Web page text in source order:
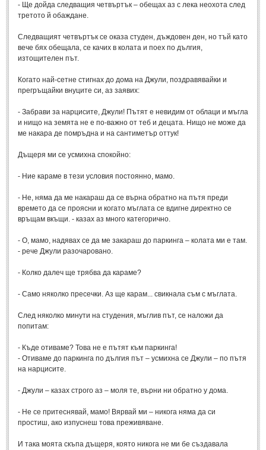
ТЕКСТОВЕ
ТЕКСТОВЕ
Разкази
Автори на Разкази
Басни (2)
ПРИКАЗКИ
Автори на приказки
Приказки на народите
МИТОВЕ И ЛЕГЕНДИ
Италия
Япония (1)
ПОЖЕЛАНИЯ
ПОЖЕЛАНИЯ
Рожден ден
- Ще дойда следващия четвъртък – обещах аз с лека неохота след
третото й обаждане.
Следващият четвъртък се оказа студен, дъждовен ден, но тъй като
вече бях обещала, се качих в колата и поех по дългия,
изтощителен път.
Когато най-сетне стигнах до дома на Джули, поздравявайки и
прегръщайки внуците си, аз заявих:
- Забрави за нарцисите, Джули! Пътят е невидим от облаци и мъгла
и нищо на земята не е по-важно от теб и децата. Нищо не може да
ме накара де помръдна и на сантиметър оттук!
Дъщеря ми се усмихна спокойно:
- Ние караме в тези условия постоянно, мамо.
- Не, няма да ме накараш да се върна обратно на пътя преди
времето да се проясни и когато мъглата се вдигне директно се
връщам вкъщи. - казах аз много категорично.
- О, мамо, надявах се да ме закараш до паркинга – колата ми е там.
- рече Джули разочаровано.
- Колко далеч ще трябва да караме?
- Само няколко пресечки. Аз ще карам... свикнала съм с мъглата.
След няколко минути на студения, мъглив път, се наложи да
попитам:
- Къде отиваме? Това не е пътят към паркинга!
- Отиваме до паркинга по дългия път – усмихна се Джули – по пътя
на нарцисите.
- Джули – казах строго аз – моля те, върни ни обратно у дома.
- Не се притеснявай, мамо! Вярвай ми – никога няма да си
простиш, ако изпуснеш това преживяване.
И така моята скъпа дъщеря, която никога не ми бе създавала